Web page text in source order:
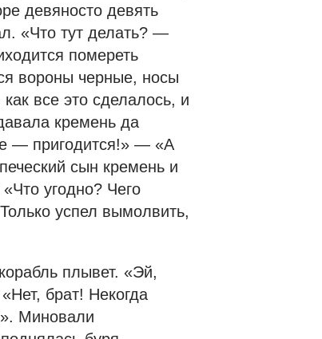
девяносто девять
«Что тут делать? —
помереть
вороны черные, носы
все это сделалось, и
кремень да
— пригодится!» — «А
сын кремень и
угодно? Чего
успел вымолвить,
плывет. «Эй,
брат! Некогда
Миновали